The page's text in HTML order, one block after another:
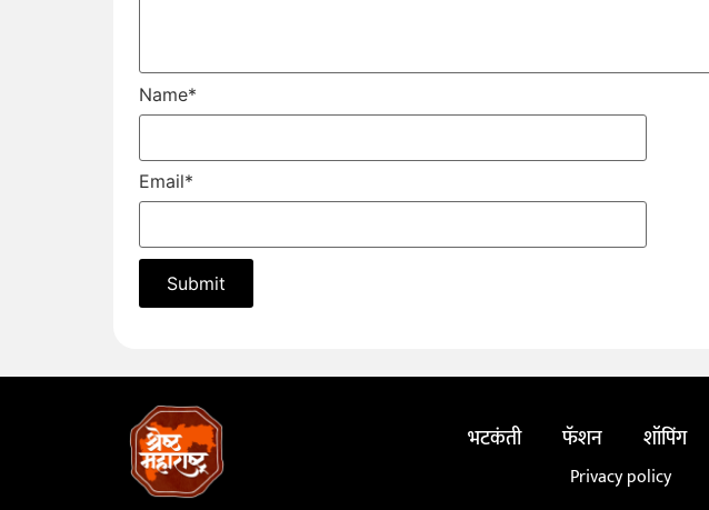
Name*
Email*
भटकंती फॅशन शॉपिंग
Privacy policy